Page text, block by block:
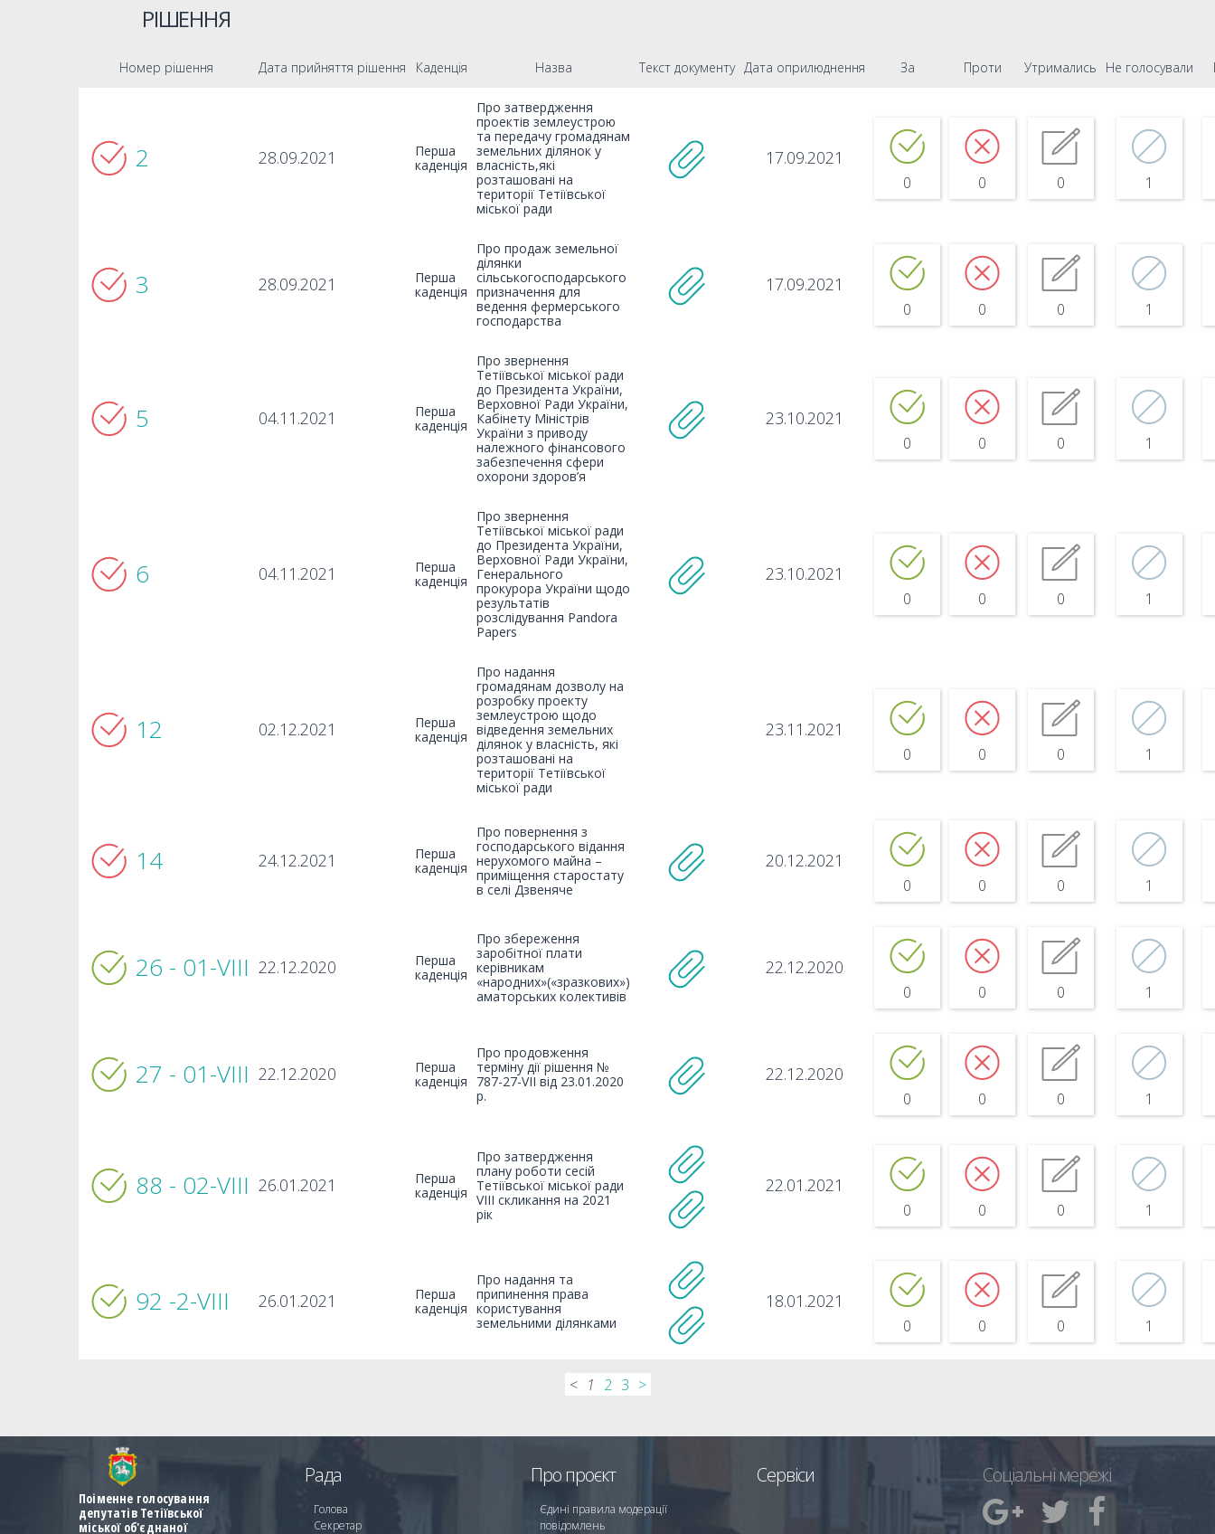
РІШЕННЯ
Номер рішення Дата прийняття рішення Каденція Назва Текст документу Дата оприлюднення За Проти Утримались Не голосували
2 28.09.2021
Перша
каденція
Про затвердження
проектів землеустрою
та передачу громадянам
земельних ділянок у
власність,які
розташовані на
території Тетіївської
міської ради
17.09.2021
0 0 0 1
3 28.09.2021
Перша
каденція
Про продаж земельної
ділянки
сільськогосподарського
призначення для
ведення фермерського
господарства
17.09.2021
0 0 0 1
5 04.11.2021
Перша
каденція
Про звернення
Тетіївської міської ради
до Президента України,
Верховної Ради України,
Кабінету Міністрів
України з приводу
належного фінансового
забезпечення сфери
охорони здоров’я
23.10.2021
0 0 0 1
6 04.11.2021
Перша
каденція
Про звернення
Тетіївської міської ради
до Президента України,
Верховної Ради України,
Генерального
прокурора України щодо
результатів
розслідування Pandora
Papers
23.10.2021
0 0 0 1
12 02.12.2021
Перша
каденція
Про надання
громадянам дозволу на
розробку проекту
землеустрою щодо
відведення земельних
ділянок у власність, які
розташовані на
території Тетіївської
міської ради
23.11.2021
0 0 0 1
14 24.12.2021
Перша
каденція
Про повернення з
господарського відання
нерухомого майна –
приміщення старостату
в селі Дзвеняче
20.12.2021
0 0 0 1
26 - 01-VIIІ 22.12.2020
Перша
каденція
Про збереження
заробітної плати
керівникам
«народних»(«зразкових»)
аматорських колективів
22.12.2020
0 0 0 1
27 - 01-VIIІ 22.12.2020
Перша
каденція
Про продовження
терміну дії рішення №
787-27-VII від 23.01.2020
р.
22.12.2020
0 0 0 1
88 - 02-VIIІ 26.01.2021
Перша
каденція
Про затвердження
плану роботи сесій
Тетіївської міської ради
VIII скликання на 2021
рік
22.01.2021
0 0 0 1
92 -2-VIIІ 26.01.2021
Перша
каденція
Про надання та
припинення права
користування
земельними ділянками
18.01.2021
0 0 0 1
< 1 2 3 >
Поіменне голосування
депутатів Тетіївської
міської об'єднаної
Рада
Голова
Секретар
Про проєкт
Єдині правила модерації
повідомлень
Сервіси Соціальні мережі